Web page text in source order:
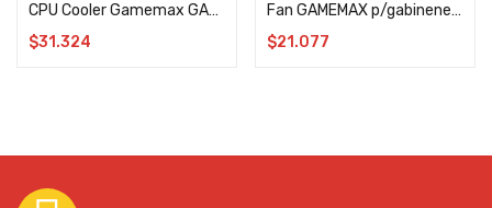
CPU Cooler Gamemax GAMMA 200 RGB **LINEA K-KF-X**
$31.324
Fan GAMEMAX p/gabinene 120mm ARGB FN-12Rainbow-M
$21.077